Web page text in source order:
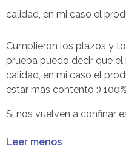
calidad, en mi caso el
Cumplieron los plazos y
prueba puedo decir que
calidad, en mi caso el
estar más contento :)
Si nos vuelven a confinar
Leer menos